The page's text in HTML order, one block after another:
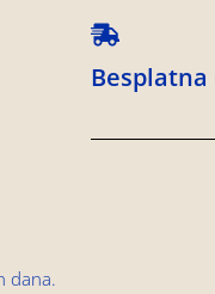
Besplatna
dana.